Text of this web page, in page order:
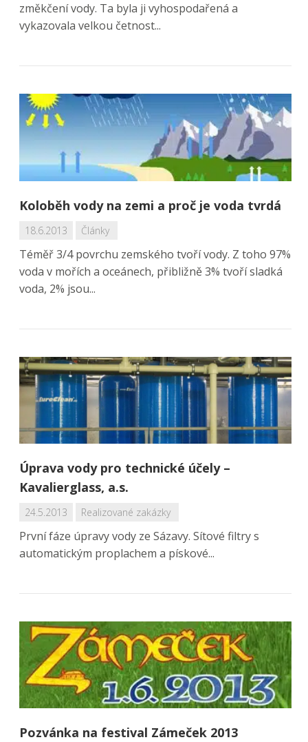
změkčení vody. Ta byla ji vyhospodařená a
vykazovala velkou četnost...
Koloběh vody na zemi a proč je voda tvrdá
18.6.2013 Články
Téměř 3/4 povrchu zemského tvoří vody. Z toho 97%
voda v mořích a oceánech, přibližně 3% tvoří sladká
voda, 2% jsou...
Úprava vody pro technické účely –
Kavalierglass, a.s.
24.5.2013 Realizované zakázky
První fáze úpravy vody ze Sázavy. Sítové filtry s
automatickým proplachem a pískové...
Pozvánka na festival Zámeček 2013